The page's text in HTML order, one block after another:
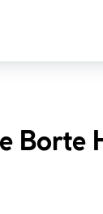
Borte